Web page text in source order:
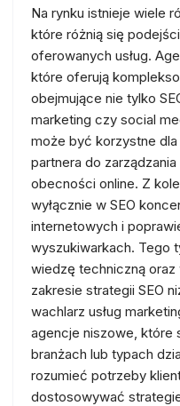
Na rynku istnieje wiele
które różnią się
oferowanych usług.
które oferują
obejmujące nie tylko
marketing czy social
może być korzystne
partnera do
obecności online. Z
wyłącznie w SEO
internetowych i
wyszukiwarkach. Tego
wiedzę techniczną
zakresie strategii SEO
wachlarz usług
agencje niszowe, które
branżach lub typach
rozumieć potrzeby
dostosowywać